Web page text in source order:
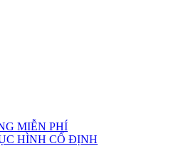
MIỄN PHÍ
HÌNH CỐ ĐỊNH